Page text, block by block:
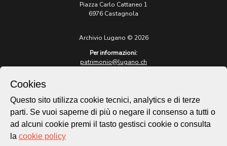
Piazza Carlo Cattaneo 1
6976 Castagnola
Archivio Lugano © 2026
Per informazioni:
patrimonio@lugano.ch
lugano.ch
Cookie policy
Cookies
Questo sito utilizza cookie tecnici, analytics e di terze
parti. Se vuoi saperne di più o negare il consenso a tutti o
ad alcuni cookie premi il tasto gestisci cookie o consulta
la cookie policy